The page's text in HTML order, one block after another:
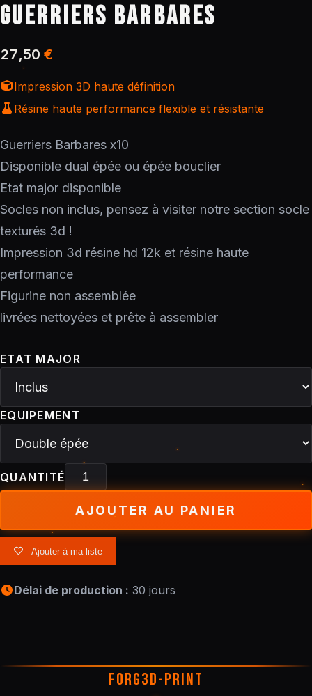
GUERRIERS BARBARES
27,50 €
Impression 3D haute définition
Résine haute performance flexible et résistante
Guerriers Barbares x10
Disponible dual épée ou épée bouclier
Etat major disponible
Socles non inclus, pensez à visiter notre section socle
texturés 3d !
Impression 3d résine hd 12k et résine haute
performance
Figurine non assemblée
livrées nettoyées et prête à assembler
ETAT MAJOR
EQUIPEMENT
QUANTITÉ
AJOUTER AU PANIER
Ajouter à ma liste
Délai de production : 30 jours
FORG3D-PRINT